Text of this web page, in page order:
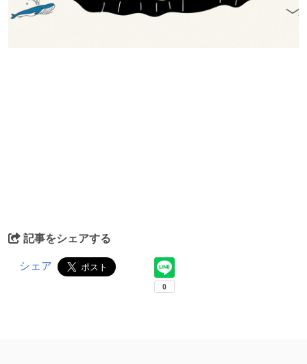
記事をシェアする
シェア